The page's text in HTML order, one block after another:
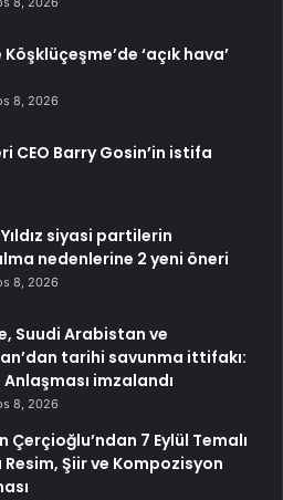
‘açık hava’
8, 2026
CEO Barry Gosin’in istifa
Yıldız siyasi partilerin
nedenlerine 2 yeni öneri
8, 2026
Suudi Arabistan ve
tarihi savunma ittifakı:
Anlaşması imzalandı
8, 2026
Çerçioğlu’ndan 7 Eylül Temalı
Resim, Şiir ve Kompozisyon